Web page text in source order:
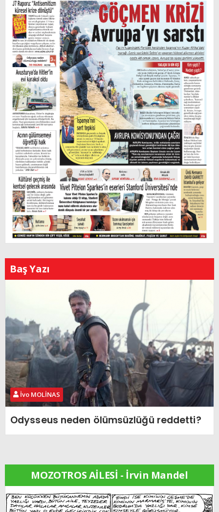
Baş Yazı
İvo MOLİNAS
Odysseus neden ölümsüzlüğü reddetti?
MOZOTROS AİLESİ - İrvin Mandel